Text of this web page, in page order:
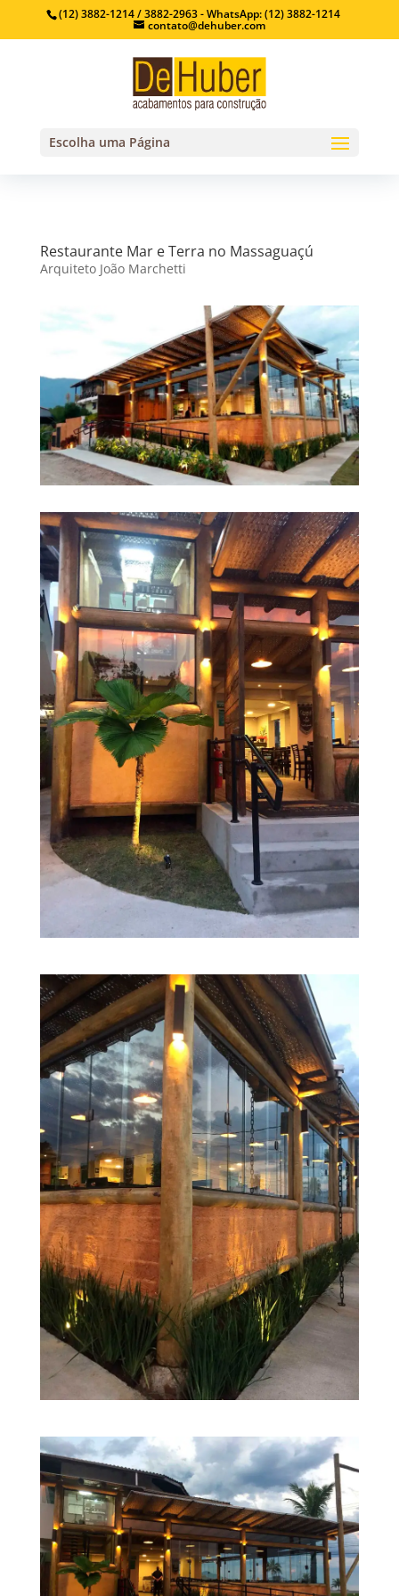
(12) 3882-1214 / 3882-2963 - WhatsApp: (12) 3882-1214
contato@dehuber.com
Escolha uma Página
Restaurante Mar e Terra no Massaguaçú
Arquiteto João Marchetti